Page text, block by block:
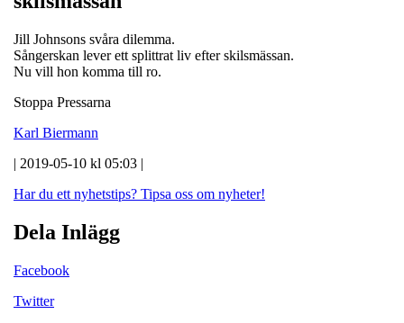
Jill Johnsons svåra dilemma.
Sångerskan lever ett splittrat liv efter skilsmässan.
Nu vill hon komma till ro.
Stoppa Pressarna
Karl Biermann
| 2019-05-10 kl 05:03 |
Har du ett nyhetstips? Tipsa oss om nyheter!
Dela Inlägg
Facebook
Twitter